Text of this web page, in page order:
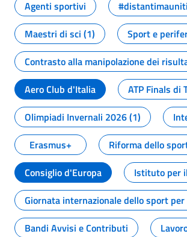
Agenti sportivi
#distantimauniti
Maestri di sci (1)
Sport e
Contrasto alla manipolazione dei
Aero Club d'Italia
ATP Finals di
Olimpiadi Invernali 2026 (1)
Erasmus+
Riforma dello
Consiglio d'Europa
Istituto per
Giornata internazionale dello sport
Bandi Avvisi e Contributi